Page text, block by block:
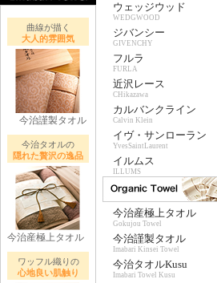
曲線が描く
大人的雰囲気
今治謹製タオル
今治タオルの
隠れた贅沢の逸品
今治産極上タオル
ワッフル織りの
心地良い肌触り
ウェッジウッド
WEDGWOOD
ジバンシー
GIVENCHY
フルラ
FURLA
近沢レース
CHikazawa
カルバンクライン
Calvin Klein
イヴ・サンローラン
YvesSaintLaurent
イルムス
ILLUMS
今治産極上タオル
Gokujou Towel
今治謹製タオル
Imabari Kinsei Towel
今治タオルKusu
Imabari Towel Kusu